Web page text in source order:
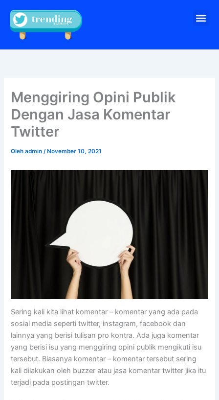
konten
Menggiring Opini Publik
Dengan Jasa Komentar
Twitter
Olehadmin/ November 10, 2021
Sering kali kita lihat komentar – komentar yang ada pada
sosial media seperti twitter, instagram, facebook dan
lainnya yang berisi tulisan pro kontra. Ada juga komentar
yang berisi isu yang menggiring opini publik mengikuti isu
tersebut. Biasanya komentar – komentar tersebut sering
kali dilakukan oleh buzzer atau jasa komentar twitter jika itu
terjadi pada postingan twitter.